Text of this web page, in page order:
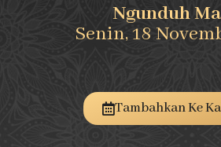
Ngunduh
Senin, 18
Tambahkan Ke